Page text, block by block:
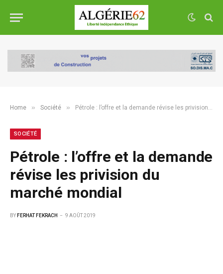
Home » Société » Pétrole : l’offre et la demande révise les privision du marché mondial
SOCIÉTÉ
Pétrole : l’offre et la demande
révise les privision du
marché mondial
BY FERHAT FEKRACH 9 AOÛT 2019